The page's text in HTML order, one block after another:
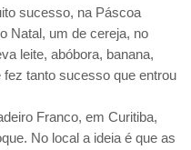
sucesso, na Páscoa
Natal, um de cereja, no
leite, abóbora, banana,
tanto sucesso que entrou
Franco, em Curitiba,
No local a ideia é que as